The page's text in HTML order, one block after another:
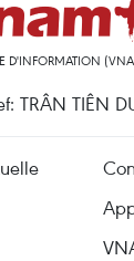
D'INFORMATION
TRÂN TIÊN